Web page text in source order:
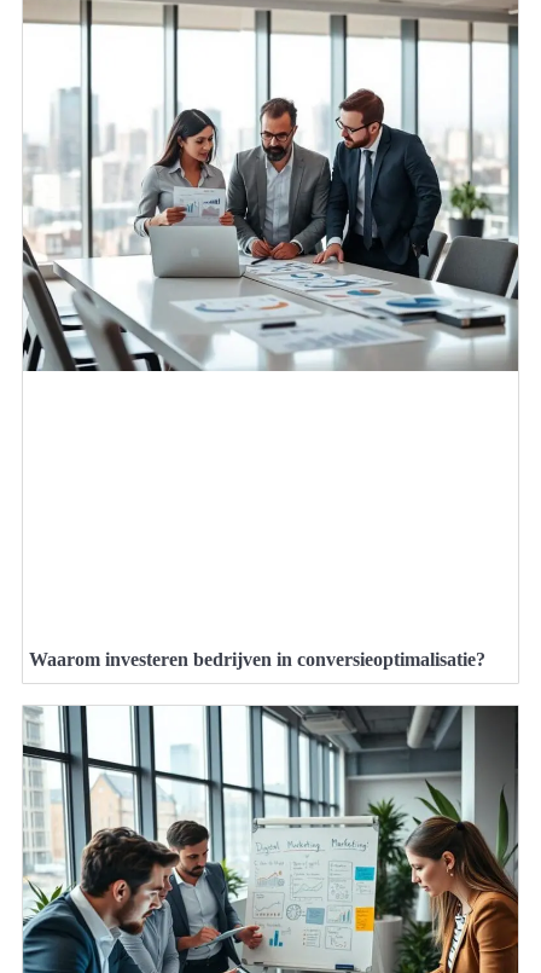
Waarom investeren bedrijven in conversieoptimalisatie?